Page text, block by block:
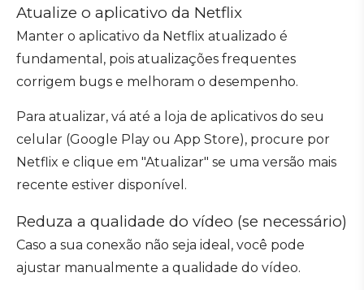
Atualize o aplicativo da Netflix
Manter o aplicativo da Netflix atualizado é
fundamental, pois atualizações frequentes
corrigem bugs e melhoram o desempenho.
Para atualizar, vá até a loja de aplicativos do seu
celular (Google Play ou App Store), procure por
Netflix e clique em "Atualizar" se uma versão mais
recente estiver disponível.
Reduza a qualidade do vídeo (se necessário)
Caso a sua conexão não seja ideal, você pode
ajustar manualmente a qualidade do vídeo.